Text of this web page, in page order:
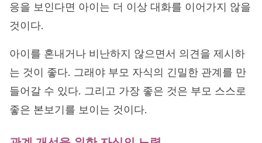
응을 보인다면 아이는 더 이상 대화를 이어가지 않을
것이다.
아이를 혼내거나 비난하지 않으면서 의견을 제시하
는 것이 좋다. 그래야 부모 자식의 긴밀한 관계를 만
들어갈 수 있다. 그리고 가장 좋은 것은 부모 스스로
좋은 본보기를 보이는 것이다.